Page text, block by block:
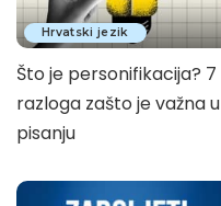
Hrvatski jezik
Što je personifikacija? 7
razloga zašto je važna u
pisanju